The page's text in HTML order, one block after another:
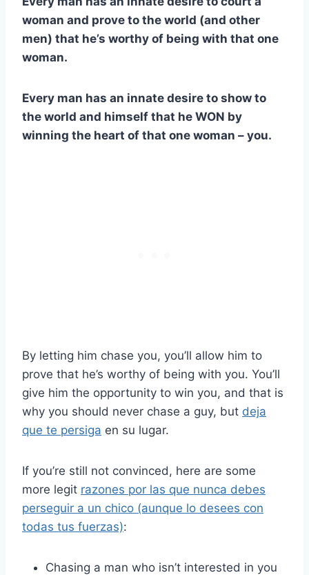
woman and prove to the world (and other
men) that he’s worthy of being with that one
woman.
Every man has an innate desire to show to
the world and himself that he WON by
winning the heart of that one woman – you.
By letting him chase you, you’ll allow him to
prove that he’s worthy of being with you. You’ll
give him the opportunity to win you, and that is
why you should never chase a guy, but deja
que te persiga en su lugar.
If you’re still not convinced, here are some
more legit razones por las que nunca debes
perseguir a un chico (aunque lo desees con
todas tus fuerzas):
Chasing a man who isn’t interested in you